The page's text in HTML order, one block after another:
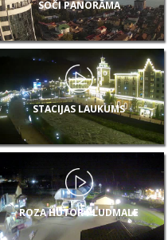
SOČI PANORĀMA
STACIJAS LAUKUMS
ROZA HUTOR PLUDMALE